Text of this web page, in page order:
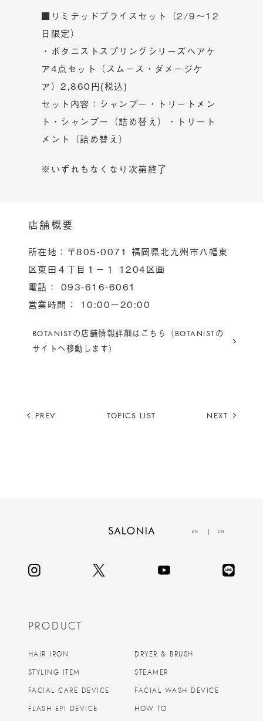
■リミテッドプライスセット（2/9～12
日限定）
・ボタニストスプリングシリーズヘアケ
ア4点セット（スムース・ダメージケ
ア）2,860円(税込)
セット内容：シャンプー・トリートメン
ト・シャンプー（詰め替え）・トリート
メント（詰め替え）
※いずれもなくなり次第終了
店舗概要
所在地：〒805-0071 福岡県北九州市八幡東
区東田４丁目１−１ 1204区画
電話： 093-616-6061
営業時間： 10:00ー20:00
BOTANISTの店舗情報詳細はこちら（BOTANISTの
サイトへ移動します）
PREV TOPICS LIST NEXT
EN CN
PRODUCT
HAIR IRON DRYER & BRUSH
STYLING ITEM STEAMER
FACIAL CARE DEVICE FACIAL WASH DEVICE
FLASH EPI DEVICE HOW TO